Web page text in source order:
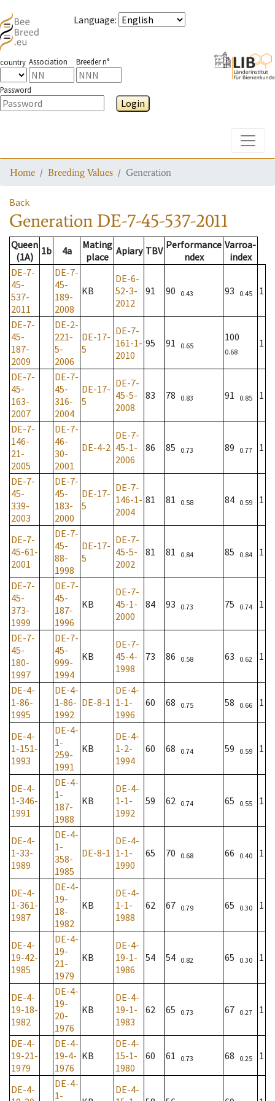
Language:
country Association Breeder n°
Password
Login
Home Breeding Values Generation
Back
Generation DE-7-45-537-2011
Queen
(1A)
1b 4a
Mating
place
Apiary TBV Performance
ndex
Varroa-
index
DE-7-
45-
537-
2011
DE-7-
45-
189-
2008
KB
DE-6-
52-3-
2012
91 90 0.43 93 0.45 1
DE-7-
45-
187-
2009
DE-2-
221-
5-
2006
DE-17-
5
DE-7-
161-1-
2010
95 91 0.65
100
0.68
1
DE-7-
45-
163-
2007
DE-7-
45-
316-
2004
DE-17-
5
DE-7-
45-5-
2008
83 78 0.83 91 0.85 1
DE-7-
146-
21-
2005
DE-7-
46-
30-
2001
DE-4-2
DE-7-
45-1-
2006
86 85 0.73 89 0.77 1
DE-7-
45-
339-
2003
DE-7-
45-
183-
2000
DE-17-
5
DE-7-
146-1-
2004
81 81 0.58 84 0.59 1
DE-7-
45-61-
2001
DE-7-
45-
88-
1998
DE-17-
5
DE-7-
45-5-
2002
81 81 0.84 85 0.84 1
DE-7-
45-
373-
1999
DE-7-
45-
187-
1996
KB
DE-7-
45-1-
2000
84 93 0.73 75 0.74 1
DE-7-
45-
180-
1997
DE-7-
45-
999-
1994
KB
DE-7-
45-4-
1998
73 86 0.58 63 0.62 1
DE-4-
1-86-
1995
DE-4-
1-86-
1992
DE-8-1
DE-4-
1-1-
1996
60 68 0.75 58 0.66 1
DE-4-
1-151-
1993
DE-4-
1-
259-
1991
KB
DE-4-
1-2-
1994
60 68 0.74 59 0.59 1
DE-4-
1-346-
1991
DE-4-
1-
187-
1988
KB
DE-4-
1-1-
1992
59 62 0.74 65 0.55 1
DE-4-
1-33-
1989
DE-4-
1-
358-
1985
DE-8-1
DE-4-
1-1-
1990
65 70 0.68 66 0.40 1
DE-4-
1-361-
1987
DE-4-
19-
18-
1982
KB
DE-4-
1-1-
1988
62 67 0.79 65 0.30 1
DE-4-
19-42-
1985
DE-4-
19-
21-
1979
KB
DE-4-
19-1-
1986
54 54 0.82 65 0.30 1
DE-4-
19-18-
1982
DE-4-
19-
20-
1976
KB
DE-4-
19-1-
1983
62 65 0.73 67 0.27 1
DE-4-
19-21-
1979
DE-4-
19-4-
1976
KB
DE-4-
15-1-
1980
60 61 0.73 68 0.25 1
DE-4-
DE-4-
1-
DE-4-